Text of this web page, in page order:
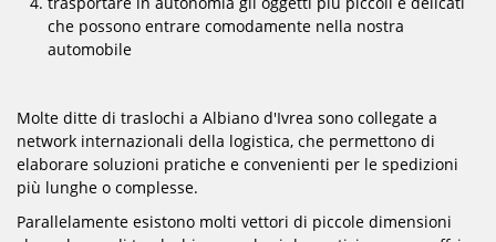
che possono entrare comodamente nella nostra
automobile
Molte ditte di traslochi a Albiano d'Ivrea sono collegate a
network internazionali della logistica, che permettono di
elaborare soluzioni pratiche e convenienti per le spedizioni
più lunghe o complesse.
Parallelamente esistono molti vettori di piccole dimensioni